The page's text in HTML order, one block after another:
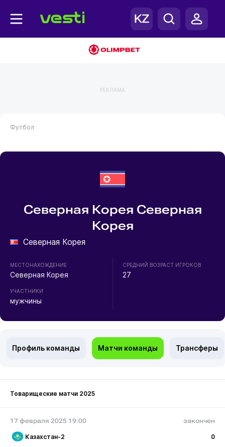
РЕКЛАМА
Футбол
Северная Корея Северная
Корея
Северная Корея
МЕСТОНАХОЖДЕНИЕ
Северная Корея
УЧАСТНИКИ
мужчины
СРЕДНИЙ ВОЗРАСТ ИГРОКОВ
27
Профиль команды Матчи команды Трансферы
Товарищеские матчи 2025
17 февраля 2025 19:00 закончен
Казахстан-2 0